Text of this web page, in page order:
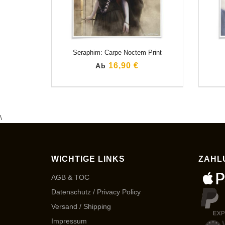
Seraphim: Carpe Noctem Print
Ab 16,90 €
\
WICHTIGE LINKS
AGB & TOC
Datenschutz / Privacy Policy
Versand / Shipping
Impressum